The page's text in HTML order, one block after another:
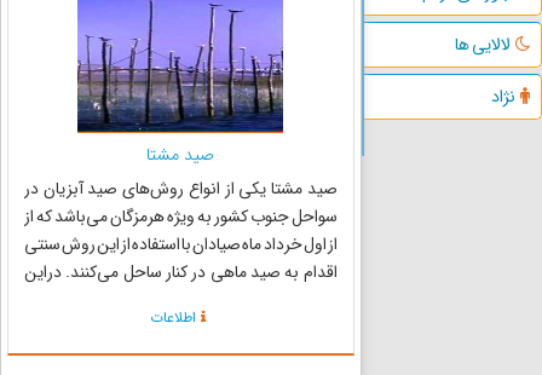
لالایی ها
نژاد
صید مشتا
صید مشتا یکی از انواع روش‌های صید آبزیان در
سواحل جنوب کشور به ویژه هرمزگان می‌باشد که از
از اول خرداد ماه صیادان با استفاده از این روش سنتی
اقدام به صید ماهی در کنار ساحل می‌کنند. دراین
چهار متر درحالی که توری به دور آن کشیده اند
بصورت مر...
اطلاعات